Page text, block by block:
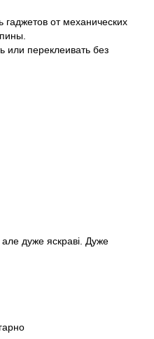
от механических
или переклеивать без
але дуже яскраві. Дуже